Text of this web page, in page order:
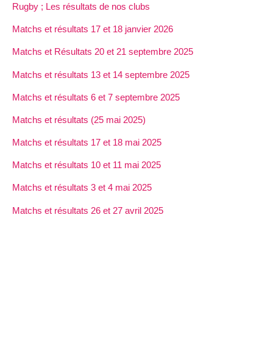
Rugby ; Les résultats de nos clubs
Matchs et résultats 17 et 18 janvier 2026
Matchs et Résultats 20 et 21 septembre 2025
Matchs et résultats 13 et 14 septembre 2025
Matchs et résultats 6 et 7 septembre 2025
Matchs et résultats (25 mai 2025)
Matchs et résultats 17 et 18 mai 2025
Matchs et résultats 10 et 11 mai 2025
Matchs et résultats 3 et 4 mai 2025
Matchs et résultats 26 et 27 avril 2025